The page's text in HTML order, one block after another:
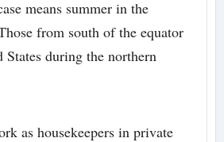
means summer in the
from south of the equator
States during the northern
as housekeepers in private